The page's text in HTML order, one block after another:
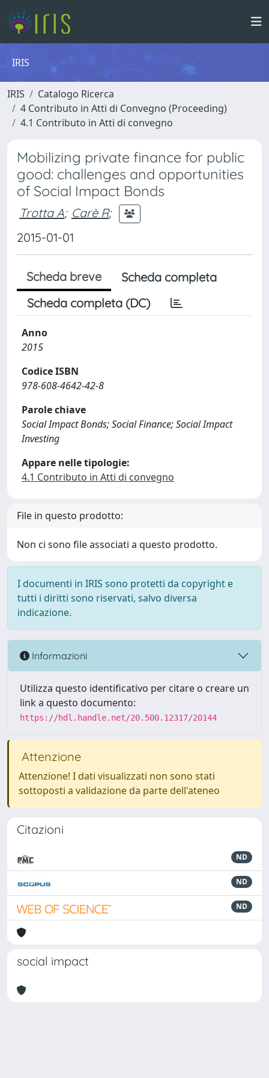
IRIS
IRIS
Catalogo Ricerca
4 Contributo in Atti di Convegno (Proceeding)
4.1 Contributo in Atti di convegno
Mobilizing private finance for public
good: challenges and opportunities
of Social Impact Bonds
Trotta A; Carè R;
2015-01-01
Scheda breve
Scheda completa
Scheda completa (DC)
Anno
2015
Codice ISBN
978-608-4642-42-8
Parole chiave
Social Impact Bonds; Social Finance; Social Impact
Investing
Appare nelle tipologie:
4.1 Contributo in Atti di convegno
File in questo prodotto:
Non ci sono file associati a questo prodotto.
I documenti in IRIS sono protetti da copyright e
tutti i diritti sono riservati, salvo diversa
indicazione.
Informazioni
Utilizza questo identificativo per citare o creare un
link a questo documento:
https://hdl.handle.net/20.500.12317/20144
Attenzione
Attenzione! I dati visualizzati non sono stati
sottoposti a validazione da parte dell'ateneo
Citazioni
ND
ND
ND
social impact